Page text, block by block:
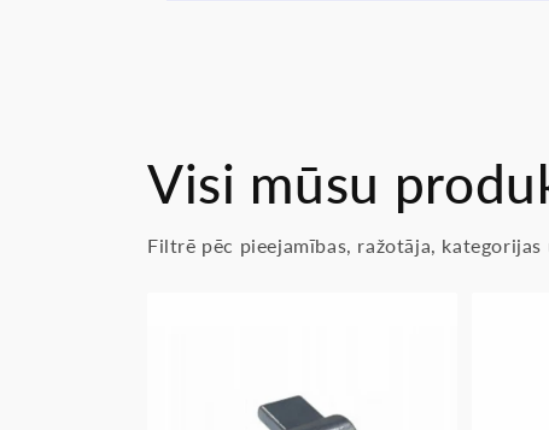
Visi mūsu
Filtrē pēc pieejamības, ražotāja, kategorijas